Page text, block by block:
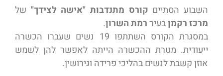
השבוע הסתיים קורס מתנדבות "אישה לצידך" של
מרכז רקמןבעיררמת השרון.
במסגרת הקורס השתתפו 19 נשים שעברו הכשרה
ייעודית. מטרת ההכשרה הייתה לאפשר להן לשמש
אוזן קשבת לנשים בהליכי פרידה וגירושין.